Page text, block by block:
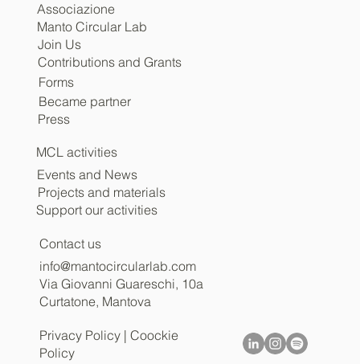
Associazione
Manto Circular Lab
Join Us
Contributions and Grants
Forms
Became partner
Press
MCL activities
Events and News
Projects and materials
Support our activities
Contact us
info@mantocircularlab.com
Via Giovanni Guareschi, 10a
Curtatone, Mantova
Privacy Policy |Coockie
Policy